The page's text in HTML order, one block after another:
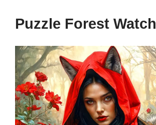
Puzzle Forest Watch